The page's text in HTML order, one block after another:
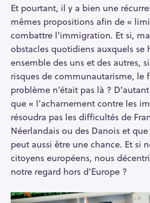
Et pourtant, il y a bien une
mêmes propositions afin de «
combattre l’immigration. Et si,
obstacles quotidiens auxquels se
ensemble des uns et des autres,
risques de communautarisme, le
problème n’était pas là ? D’autant
que « l’acharnement contre les
résoudra pas les difficultés de
Néerlandais ou des Danois et
peut aussi être une chance. Et si
citoyens européens, nous
notre regard hors d’Europe ?